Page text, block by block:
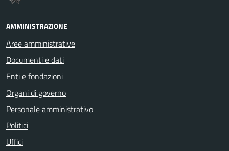
AMMINISTRAZIONE
Aree amministrative
Documenti e dati
Enti e fondazioni
Organi di governo
Personale amministrativo
Politici
Uffici